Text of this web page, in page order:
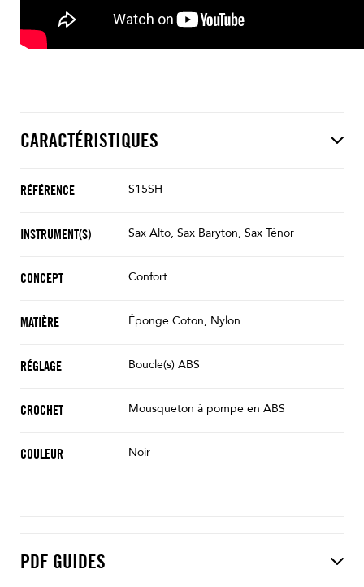
CARACTÉRISTIQUES
RÉFÉRENCE S15SH
INSTRUMENT(S) Sax Alto, Sax Baryton, Sax Ténor
CONCEPT Confort
MATIÈRE Éponge Coton, Nylon
RÉGLAGE Boucle(s) ABS
CROCHET Mousqueton à pompe en ABS
COULEUR Noir
PDF GUIDES